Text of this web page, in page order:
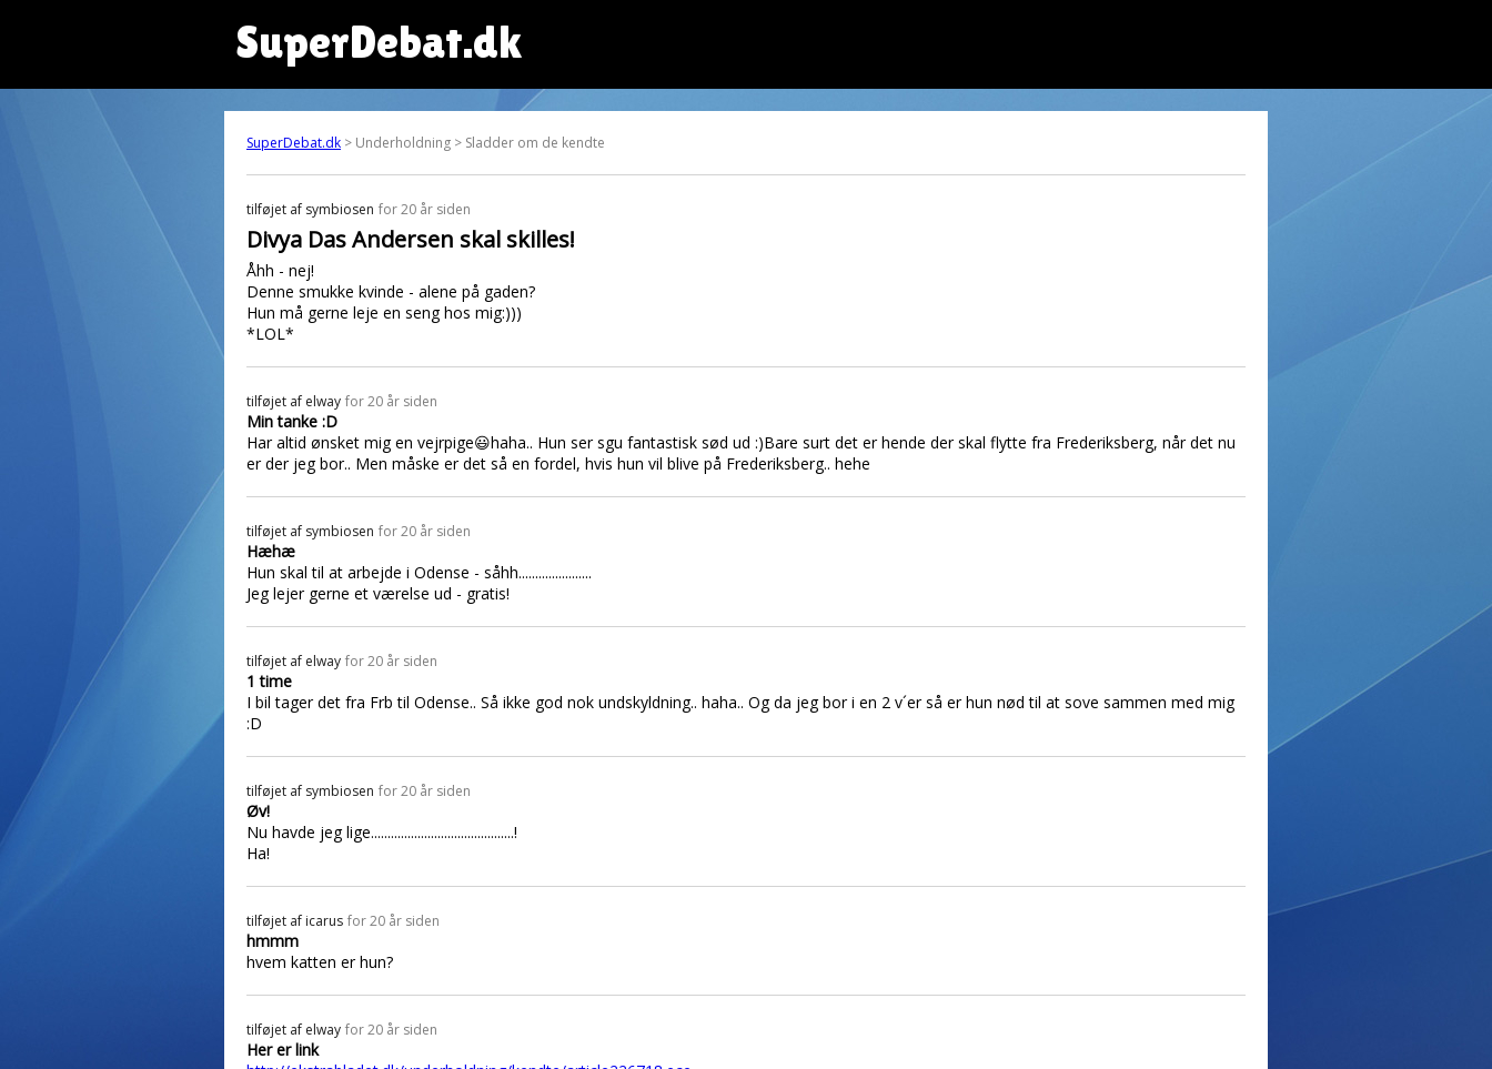
SuperDebat.dk
SuperDebat.dk > Underholdning > Sladder om de kendte
tilføjet af symbiosen for 20 år siden
Divya Das Andersen skal skilles!
Åhh - nej!
Denne smukke kvinde - alene på gaden?
Hun må gerne leje en seng hos mig:)))
*LOL*
tilføjet af elway for 20 år siden
Min tanke :D
Har altid ønsket mig en vejrpige😃haha.. Hun ser sgu fantastisk sød ud :)Bare surt det er hende der skal flytte fra Frederiksberg, når det nu
er der jeg bor.. Men måske er det så en fordel, hvis hun vil blive på Frederiksberg.. hehe
tilføjet af symbiosen for 20 år siden
Hæhæ
Hun skal til at arbejde i Odense - såhh......................
Jeg lejer gerne et værelse ud - gratis!
tilføjet af elway for 20 år siden
1 time
I bil tager det fra Frb til Odense.. Så ikke god nok undskyldning.. haha.. Og da jeg bor i en 2 v´er så er hun nød til at sove sammen med mig
:D
tilføjet af symbiosen for 20 år siden
Øv!
Nu havde jeg lige...........................................!
Ha!
tilføjet af icarus for 20 år siden
hmmm
hvem katten er hun?
tilføjet af elway for 20 år siden
Her er link